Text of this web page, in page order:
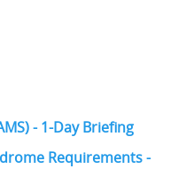
- 1-Day Briefing
Requirements -